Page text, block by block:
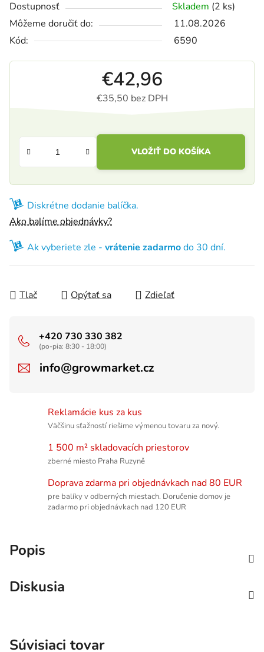
Dostupnosť Skladem (2 ks)
Môžeme doručiť do:
11.08.2026
Kód:
6590
€42,96
€35,50 bez DPH
VLOŽIŤ DO KOŠÍKA
Diskrétne dodanie balíčka.
Ako balíme objednávky?
Ak vyberiete zle - vrátenie zadarmodo 30 dní.
Tlač Opýtať sa Zdieľať
+420 730 330 382
(po-pia: 8:30 - 18:00)
info@growmarket.cz
Reklamácie kus za kus
Väčšinu sťažností riešime výmenou tovaru za nový.
1 500 m² skladovacích priestorov
zberné miesto Praha Ruzyně
Doprava zdarma pri objednávkach nad 80 EUR
pre balíky v odberných miestach. Doručenie domov je
zadarmo pri objednávkach nad 120 EUR
Popis
Diskusia
Súvisiaci tovar